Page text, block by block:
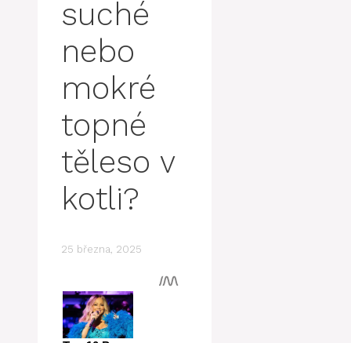
suché
nebo
mokré
topné
těleso v
kotli?
25 března, 2025